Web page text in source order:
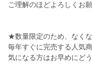
ご理解のほどよろしくお
★数量限定のため、なく
毎年すぐに完売する人気
気になる方はお早めにど